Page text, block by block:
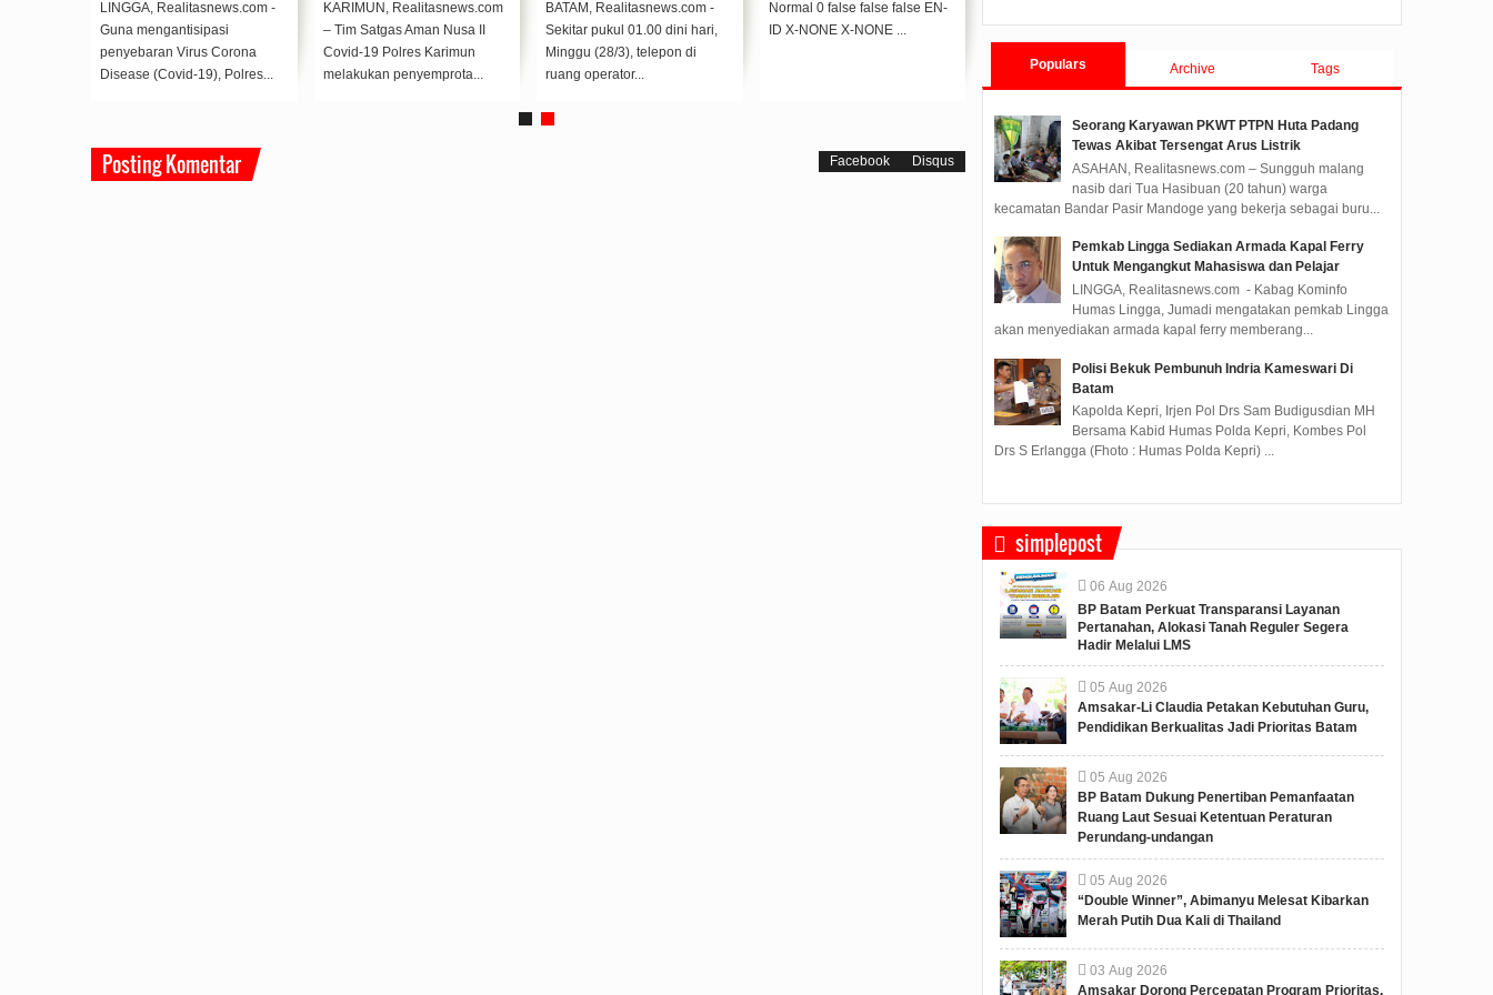
Singkep
LINGGA, Realitasnews.com -
Guna mengantisipasi
penyebaran Virus Corona
Disease (Covid-19), Polres...
Protokol
KARIMUN, Realitasnews.com
– Tim Satgas Aman Nusa II
Covid-19 Polres Karimun
melakukan penyemprota...
Covid-19
BATAM, Realitasnews.com -
Sekitar pukul 01.00 dini hari,
Minggu (28/3), telepon di
ruang operator...
Normal 0 false false false EN-
ID X-NONE X-NONE ...
Posting Komentar Facebook Disqus
Populars Archive Tags
Seorang Karyawan PKWT PTPN Huta Padang
Tewas Akibat Tersengat Arus Listrik
ASAHAN, Realitasnews.com – Sungguh malang
nasib dari Tua Hasibuan (20 tahun) warga
kecamatan Bandar Pasir Mandoge yang bekerja sebagai buru...
Pemkab Lingga Sediakan Armada Kapal Ferry
Untuk Mengangkut Mahasiswa dan Pelajar
LINGGA, Realitasnews.com - Kabag Kominfo
Humas Lingga, Jumadi mengatakan pemkab Lingga
akan menyediakan armada kapal ferry memberang...
Polisi Bekuk Pembunuh Indria Kameswari Di
Batam
Kapolda Kepri, Irjen Pol Drs Sam Budigusdian MH
Bersama Kabid Humas Polda Kepri, Kombes Pol
Drs S Erlangga (Fhoto : Humas Polda Kepri) ...
simplepost
06 Aug 2026
BP Batam Perkuat Transparansi Layanan
Pertanahan, Alokasi Tanah Reguler Segera
Hadir Melalui LMS
05 Aug 2026
Amsakar-Li Claudia Petakan Kebutuhan Guru,
Pendidikan Berkualitas Jadi Prioritas Batam
05 Aug 2026
BP Batam Dukung Penertiban Pemanfaatan
Ruang Laut Sesuai Ketentuan Peraturan
Perundang-undangan
05 Aug 2026
“Double Winner”, Abimanyu Melesat Kibarkan
Merah Putih Dua Kali di Thailand
03 Aug 2026
Amsakar Dorong Percepatan Program Prioritas,